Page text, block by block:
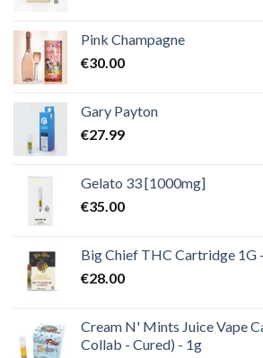
Pink Champagne
€30.00
Gary Payton
€27.99
Gelato 33 [1000mg]
€35.00
Big Chief THC Cartridge 1G
€28.00
Cream N' Mints Juice Vape
Collab - Cured) - 1g